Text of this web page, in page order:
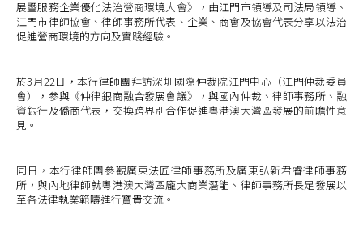
展暨服務企業優化法治營商環境大會》，由江門市領導及司法局領導、
江門市律師協會、律師事務所代表、企業、商會及協會代表分享以法治
促進營商環境的方向及實踐經驗。
於3月22日，本行律師團拜訪深圳國際仲裁院江門中心（江門仲裁委員
會），參與《仲律銀商融合發展會議》，與國內仲裁、律師事務所、融
資銀行及僑商代表，交換跨界別合作促進粵港澳大灣區發展的前瞻性意
見。
同日，本行律師團參觀廣東法匠律師事務所及廣東弘新君睿律師事務
所，與內地律師就粵港澳大灣區龐大商業潛能、律師事務所長足發展以
至各法律執業範疇進行寶貴交流。